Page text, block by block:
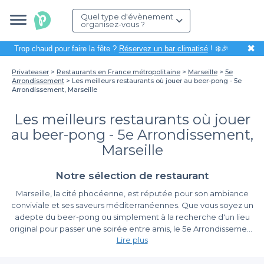
Quel type d'évènement
organisez-vous ?
Trop chaud pour faire la fête ? Réservez un bar climatisé! ❄️🎉 ✖
Privateaser Restaurants en France métropolitaine Marseille
5e
Arrondissement
Les meilleurs restaurants où jouer au beer-pong - 5e
Arrondissement, Marseille
Les meilleurs restaurants où jouer
au beer-pong - 5e Arrondissement,
Marseille
Notre sélection de restaurant
Marseille, la cité phocéenne, est réputée pour son ambiance
conviviale et ses saveurs méditerranéennes. Que vous soyez un
adepte du beer-pong ou simplement à la recherche d'un lieu
original pour passer une soirée entre amis, le 5e Arrondissement
propose une sélection de restaurants où s’amuser tout en
Lire plus